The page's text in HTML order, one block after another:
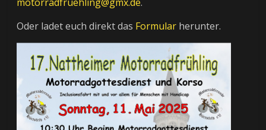
Oder ladet euch direkt das Formular herunter.